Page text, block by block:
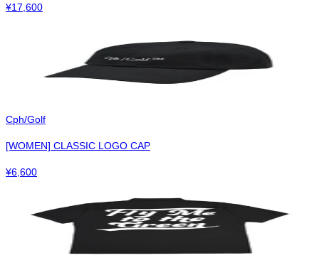
¥17,600
Cph/Golf
[WOMEN] CLASSIC LOGO CAP
¥6,600